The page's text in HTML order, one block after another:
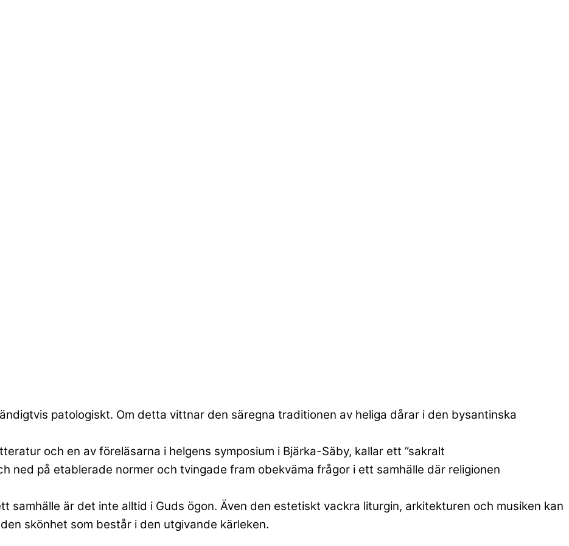
patologiskt. Om detta vittnar den säregna traditionen av heliga dårar i den bysantinska
och en av föreläsarna i helgens symposium i Bjärka-Säby, kallar ett ”sakralt
ned på etablerade normer och tvingade fram obekväma frågor i ett samhälle där religionen
samhälle är det inte alltid i Guds ögon. Även den estetiskt vackra liturgin, arkitekturen och musiken kan
skönhet som består i den utgivande kärleken.